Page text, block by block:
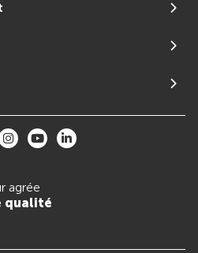
agrée
qualité